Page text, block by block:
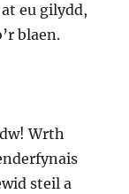
eu gilydd,
blaen.
Wrth
steil a